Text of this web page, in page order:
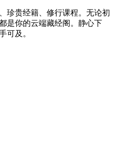
珍贵经籍、修行课程。无论初
是你的云端藏经阁。静心下
可及。